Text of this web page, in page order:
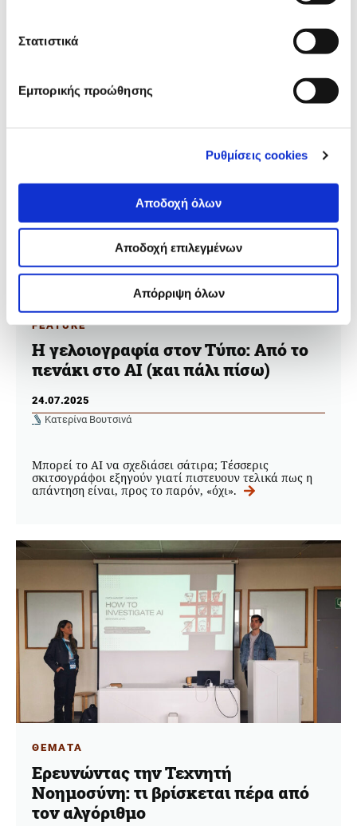
Στατιστικά
Εμπορικής προώθησης
Ρυθμίσεις cookies
Αποδοχή όλων
Αποδοχή επιλεγμένων
Απόρριψη όλων
Ειδικοί από την Ινδία, τη Λευκορωσία, τη Νιγηρία, το
Μάλι, την Παραγουάη και τις Φιλιππίνες εξηγούν πώς
δημιουργούν εργαλεία για να γεφυρώσουν το χάσμα
FEATURE
Η γελοιογραφία στον Τύπο: Από το
πενάκι στο ΑΙ (και πάλι πίσω)
24.07.2025
Κατερίνα Βουτσινά
Μπορεί το AI να σχεδιάσει σάτιρα; Τέσσερις
σκιτσογράφοι εξηγούν γιατί πιστευουν τελικά πως η
απάντηση είναι, προς το παρόν, «όχι».
ΘΕΜΑΤΑ
Ερευνώντας την Τεχνητή
Νοημοσύνη: τι βρίσκεται πέρα από
τον αλγόριθμο